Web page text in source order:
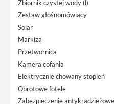
Zbiornik czystej wody (l)
Zestaw głośnomówiący
Solar
Markiza
Przetwornica
Kamera cofania
Elektrycznie chowany stopień
Obrotowe fotele
Zabezpieczenie antykradzieżowe